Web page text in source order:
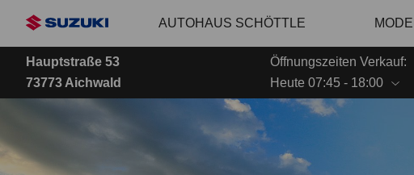
Hauptinhalt
AUTOHAUS SCHÖTTLE
Hauptstraße 53
73773 Aichwald
Öffnungszeiten Verkauf:
Heute 07:45 - 18:00